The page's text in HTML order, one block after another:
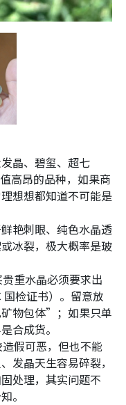
晶、碧玺、超七
高昂的品种，如果商
想想都知道不可能是
艳刺眼、纯色水晶透
冰裂，极大概率是玻
贵重水晶必须要求出
检证书）。留意放
物包体”；如果只单
合成货。
造假可恶，但也不能
发晶天生容易碎裂，
处理，其实问题不
。